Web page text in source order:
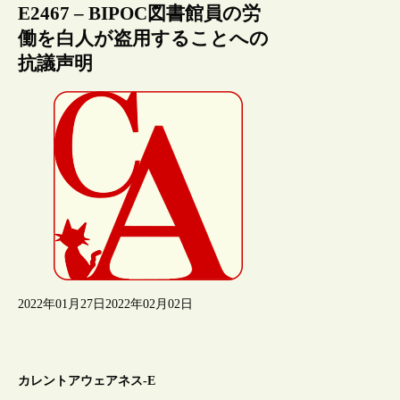
E2467 – BIPOC図書館員の労
働を白人が盗用することへの
抗議声明
2022年01月27日 2022年02月02日
カレントアウェアネス-E